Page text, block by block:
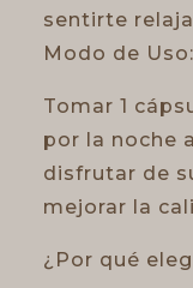
sentirte
Modo de Uso:
Tomar 1
por la noche
disfrutar de
mejorar la
¿Por qué